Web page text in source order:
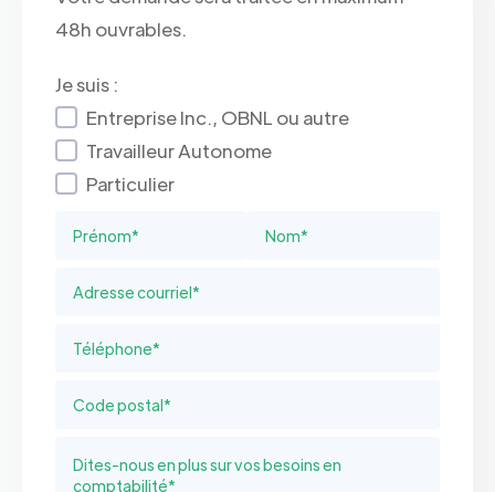
48h ouvrables.
Je suis :
Entreprise Inc., OBNL ou autre
Travailleur Autonome
Particulier